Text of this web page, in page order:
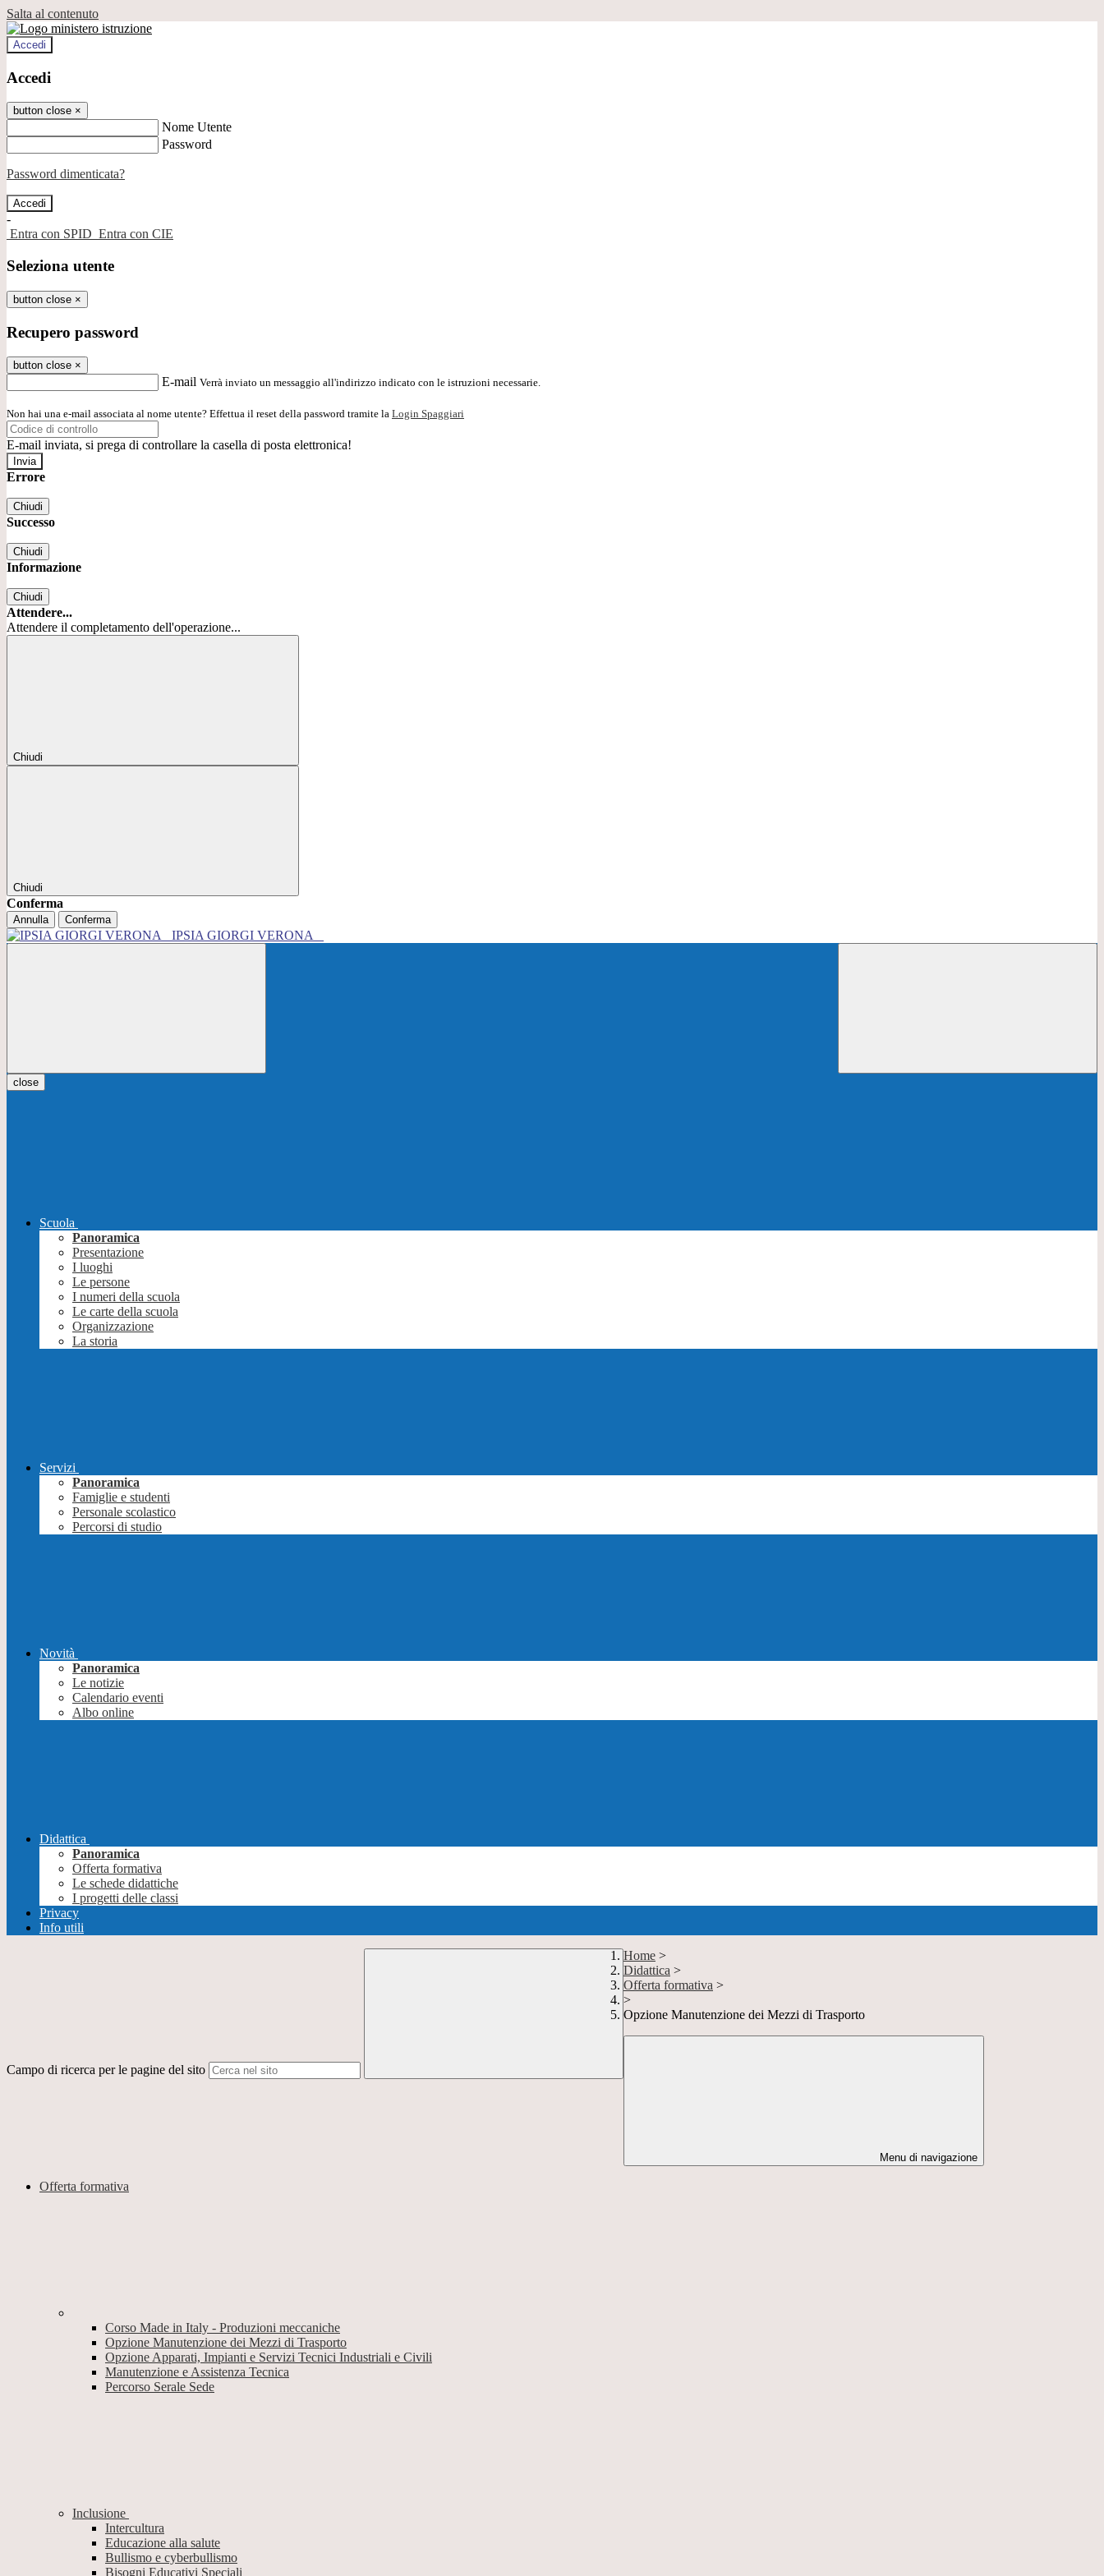
Salta al contenuto
Accedi
Accedi
button close ×
Nome Utente
Password
Password dimenticata?
-
Entra con SPID Entra con CIE
Seleziona utente
button close ×
Recupero password
button close ×
E-mail Verrà inviato un messaggio all'indirizzo indicato con le istruzioni necessarie.
Non hai una e-mail associata al nome utente? Effettua il reset della password tramite la Login Spaggiari
E-mail inviata, si prega di controllare la casella di posta elettronica!
Errore
Chiudi
Successo
Chiudi
Informazione
Chiudi
Attendere...
Attendere il completamento dell'operazione...
Chiudi
Chiudi
Conferma
Annulla Conferma
IPSIA GIORGI VERONA
close
Scuola
Panoramica
Presentazione
I luoghi
Le persone
I numeri della scuola
Le carte della scuola
Organizzazione
La storia
Servizi
Panoramica
Famiglie e studenti
Personale scolastico
Percorsi di studio
Novità
Panoramica
Le notizie
Calendario eventi
Albo online
Didattica
Panoramica
Offerta formativa
Le schede didattiche
I progetti delle classi
Privacy
Info utili
Campo di ricerca per le pagine del sito
Home >
Didattica >
Offerta formativa >
>
Opzione Manutenzione dei Mezzi di Trasporto
Menu di navigazione
Offerta formativa
Corso Made in Italy - Produzioni meccaniche
Opzione Manutenzione dei Mezzi di Trasporto
Opzione Apparati, Impianti e Servizi Tecnici Industriali e Civili
Manutenzione e Assistenza Tecnica
Percorso Serale Sede
Inclusione
Intercultura
Educazione alla salute
Bullismo e cyberbullismo
Bisogni Educativi Speciali